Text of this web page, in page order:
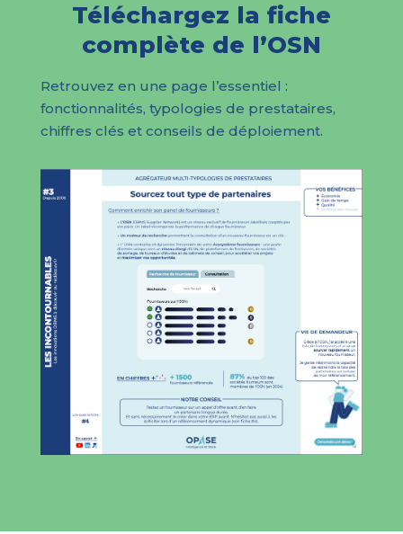
Téléchargez la fiche
complète de l’OSN
Retrouvez en une page l’essentiel :
fonctionnalités, typologies de prestataires,
chiffres clés et conseils de déploiement.